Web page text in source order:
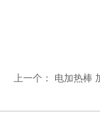
上一个： 电加热棒